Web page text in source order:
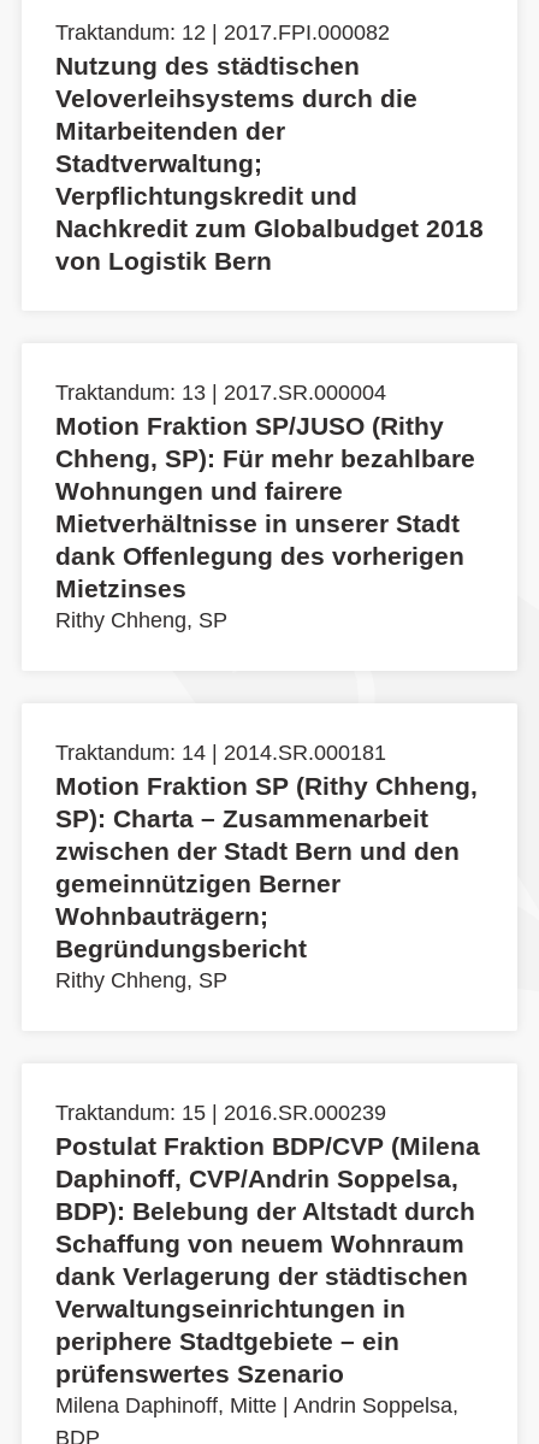
Traktandum: 12 | 2017.FPI.000082
Nutzung des städtischen
Veloverleihsystems durch die
Mitarbeitenden der
Stadtverwaltung;
Verpflichtungskredit und
Nachkredit zum Globalbudget 2018
von Logistik Bern
Traktandum: 13 | 2017.SR.000004
Motion Fraktion SP/JUSO (Rithy
Chheng, SP): Für mehr bezahlbare
Wohnungen und fairere
Mietverhältnisse in unserer Stadt
dank Offenlegung des vorherigen
Mietzinses
Rithy Chheng, SP
Traktandum: 14 | 2014.SR.000181
Motion Fraktion SP (Rithy Chheng,
SP): Charta – Zusammenarbeit
zwischen der Stadt Bern und den
gemeinnützigen Berner
Wohnbauträgern;
Begründungsbericht
Rithy Chheng, SP
Traktandum: 15 | 2016.SR.000239
Postulat Fraktion BDP/CVP (Milena
Daphinoff, CVP/Andrin Soppelsa,
BDP): Belebung der Altstadt durch
Schaffung von neuem Wohnraum
dank Verlagerung der städtischen
Verwaltungseinrichtungen in
periphere Stadtgebiete – ein
prüfenswertes Szenario
Milena Daphinoff, Mitte
Andrin Soppelsa,
BDP